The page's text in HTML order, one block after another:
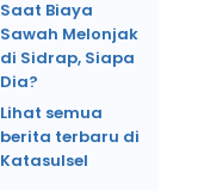
Saat Biaya
Sawah Melonjak
di Sidrap, Siapa
Dia?
Lihat semua
berita terbaru di
Katasulsel